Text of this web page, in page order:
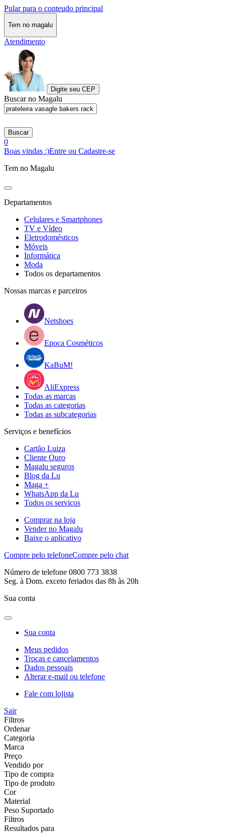
Pular para o conteudo principal
Tem no magalu
Atendimento
Digite seu CEP
Buscar no Magalu
Buscar
0
Boas vindas :)Entre ou Cadastre-se
Tem no Magalu
Departamentos
Celulares e Smartphones
TV e Vídeo
Eletrodomésticos
Móveis
Informática
Moda
Todos os departamentos
Nossas marcas e parceiros
Netshoes
Epoca Cosméticos
KaBuM!
AliExpress
Todas as marcas
Todas as categorias
Todas as subcategorias
Serviços e benefícios
Cartão Luiza
Cliente Ouro
Magalu seguros
Blog da Lu
Maga +
WhatsApp da Lu
Todos os serviços
Comprar na loja
Vender no Magalu
Baixe o aplicativo
Compre pelo telefoneCompre pelo chat
Número de telefone 0800 773 3838
Seg. à Dom. exceto feriados das 8h às 20h
Sua conta
Sua conta
Meus pedidos
Trocas e cancelamentos
Dados pessoais
Alterar e-mail ou telefone
Fale com lojista
Sair
Filtros
Ordenar
Categoria
Marca
Preço
Vendido por
Tipo de compra
Tipo de produto
Cor
Material
Peso Suportado
Filtros
Resultados para